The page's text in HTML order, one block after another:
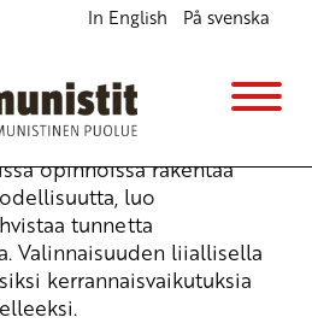
In English På svenska
opinnoissa rakentaa
luo
tunnetta
Valinnaisuuden liiallisella
kerrannaisvaikutuksia